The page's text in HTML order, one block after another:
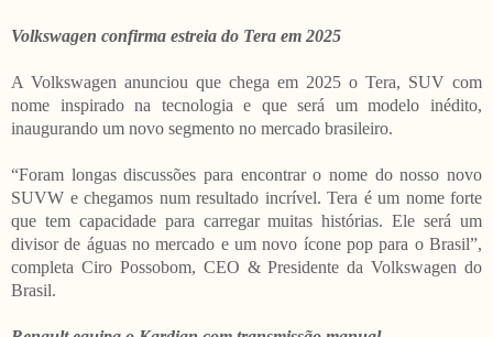
Volkswagen confirma estreia do Tera em 2025
A Volkswagen anunciou que chega em 2025 o Tera, SUV com
nome inspirado na tecnologia e que será um modelo inédito,
inaugurando um novo segmento no mercado brasileiro.
“Foram longas discussões para encontrar o nome do nosso novo
SUVW e chegamos num resultado incrível. Tera é um nome forte
que tem capacidade para carregar muitas histórias. Ele será um
divisor de águas no mercado e um novo ícone pop para o Brasil”,
completa Ciro Possobom, CEO & Presidente da Volkswagen do
Brasil.